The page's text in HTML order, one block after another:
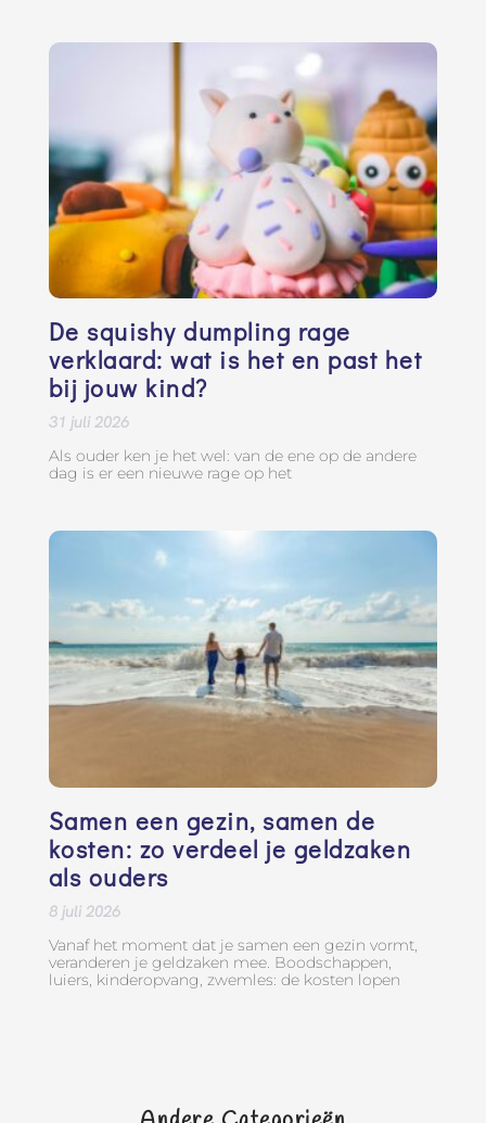
De squishy dumpling rage
verklaard: wat is het en past het
bij jouw kind?
31 juli 2026
Als ouder ken je het wel: van de ene op de andere
dag is er een nieuwe rage op het
Samen een gezin, samen de
kosten: zo verdeel je geldzaken
als ouders
8 juli 2026
Vanaf het moment dat je samen een gezin vormt,
veranderen je geldzaken mee. Boodschappen,
luiers, kinderopvang, zwemles: de kosten lopen